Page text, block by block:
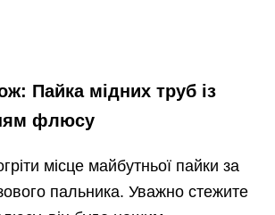
Пайка мідних труб із
флюсу
місце майбутньої пайки за
пальника. Уважно стежите